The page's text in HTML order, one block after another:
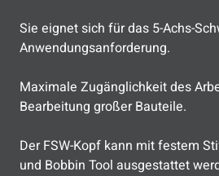
Sie eignet sich für das 5-Achs-
Anwendungsanforderung.
Maximale Zugänglichkeit des
Bearbeitung großer Bauteile.
Der FSW-Kopf kann mit festem
und Bobbin Tool ausgestattet